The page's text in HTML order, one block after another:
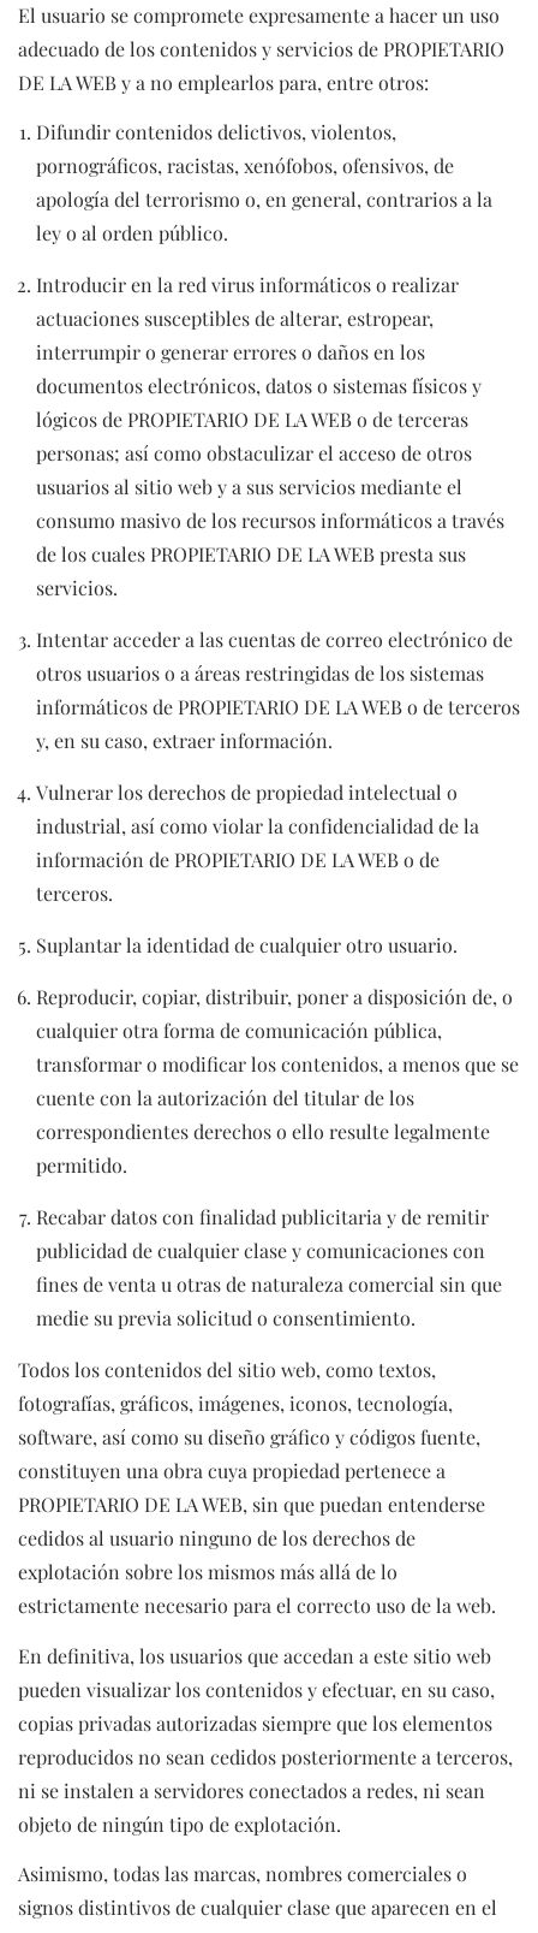
El usuario se compromete expresamente a hacer un uso
adecuado de los contenidos y servicios de PROPIETARIO
DE LA WEB y a no emplearlos para, entre otros:
Difundir contenidos delictivos, violentos,
pornográficos, racistas, xenófobos, ofensivos, de
apología del terrorismo o, en general, contrarios a la
ley o al orden público.
Introducir en la red virus informáticos o realizar
actuaciones susceptibles de alterar, estropear,
interrumpir o generar errores o daños en los
documentos electrónicos, datos o sistemas físicos y
lógicos de PROPIETARIO DE LA WEB o de terceras
personas; así como obstaculizar el acceso de otros
usuarios al sitio web y a sus servicios mediante el
consumo masivo de los recursos informáticos a través
de los cuales PROPIETARIO DE LA WEB presta sus
servicios.
Intentar acceder a las cuentas de correo electrónico de
otros usuarios o a áreas restringidas de los sistemas
informáticos de PROPIETARIO DE LA WEB o de terceros
y, en su caso, extraer información.
Vulnerar los derechos de propiedad intelectual o
industrial, así como violar la confidencialidad de la
información de PROPIETARIO DE LA WEB o de
terceros.
Suplantar la identidad de cualquier otro usuario.
Reproducir, copiar, distribuir, poner a disposición de, o
cualquier otra forma de comunicación pública,
transformar o modificar los contenidos, a menos que se
cuente con la autorización del titular de los
correspondientes derechos o ello resulte legalmente
permitido.
Recabar datos con finalidad publicitaria y de remitir
publicidad de cualquier clase y comunicaciones con
fines de venta u otras de naturaleza comercial sin que
medie su previa solicitud o consentimiento.
Todos los contenidos del sitio web, como textos,
fotografías, gráficos, imágenes, iconos, tecnología,
software, así como su diseño gráfico y códigos fuente,
constituyen una obra cuya propiedad pertenece a
PROPIETARIO DE LA WEB, sin que puedan entenderse
cedidos al usuario ninguno de los derechos de
explotación sobre los mismos más allá de lo
estrictamente necesario para el correcto uso de la web.
En definitiva, los usuarios que accedan a este sitio web
pueden visualizar los contenidos y efectuar, en su caso,
copias privadas autorizadas siempre que los elementos
reproducidos no sean cedidos posteriormente a terceros,
ni se instalen a servidores conectados a redes, ni sean
objeto de ningún tipo de explotación.
Asimismo, todas las marcas, nombres comerciales o
signos distintivos de cualquier clase que aparecen en el